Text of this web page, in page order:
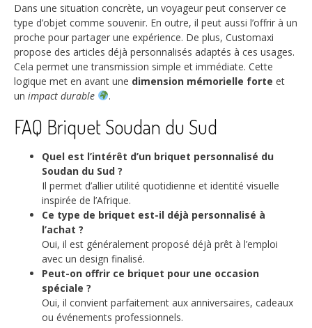
Dans une situation concrète, un voyageur peut conserver ce
type d’objet comme souvenir. En outre, il peut aussi l’offrir à un
proche pour partager une expérience. De plus, Customaxi
propose des articles déjà personnalisés adaptés à ces usages.
Cela permet une transmission simple et immédiate. Cette
logique met en avant une dimension mémorielle forte et
un impact durable .
FAQ Briquet Soudan du Sud
Quel est l’intérêt d’un briquet personnalisé du
Soudan du Sud ?
Il permet d’allier utilité quotidienne et identité visuelle
inspirée de l’Afrique.
Ce type de briquet est-il déjà personnalisé à
l’achat ?
Oui, il est généralement proposé déjà prêt à l’emploi
avec un design finalisé.
Peut-on offrir ce briquet pour une occasion
spéciale ?
Oui, il convient parfaitement aux anniversaires, cadeaux
ou événements professionnels.